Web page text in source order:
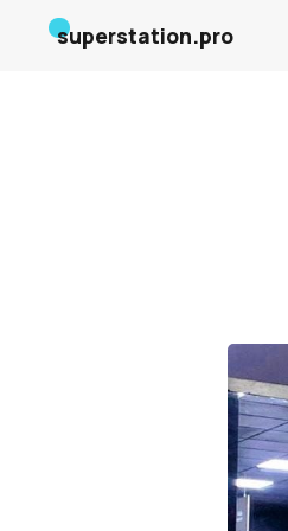
superstation.pro